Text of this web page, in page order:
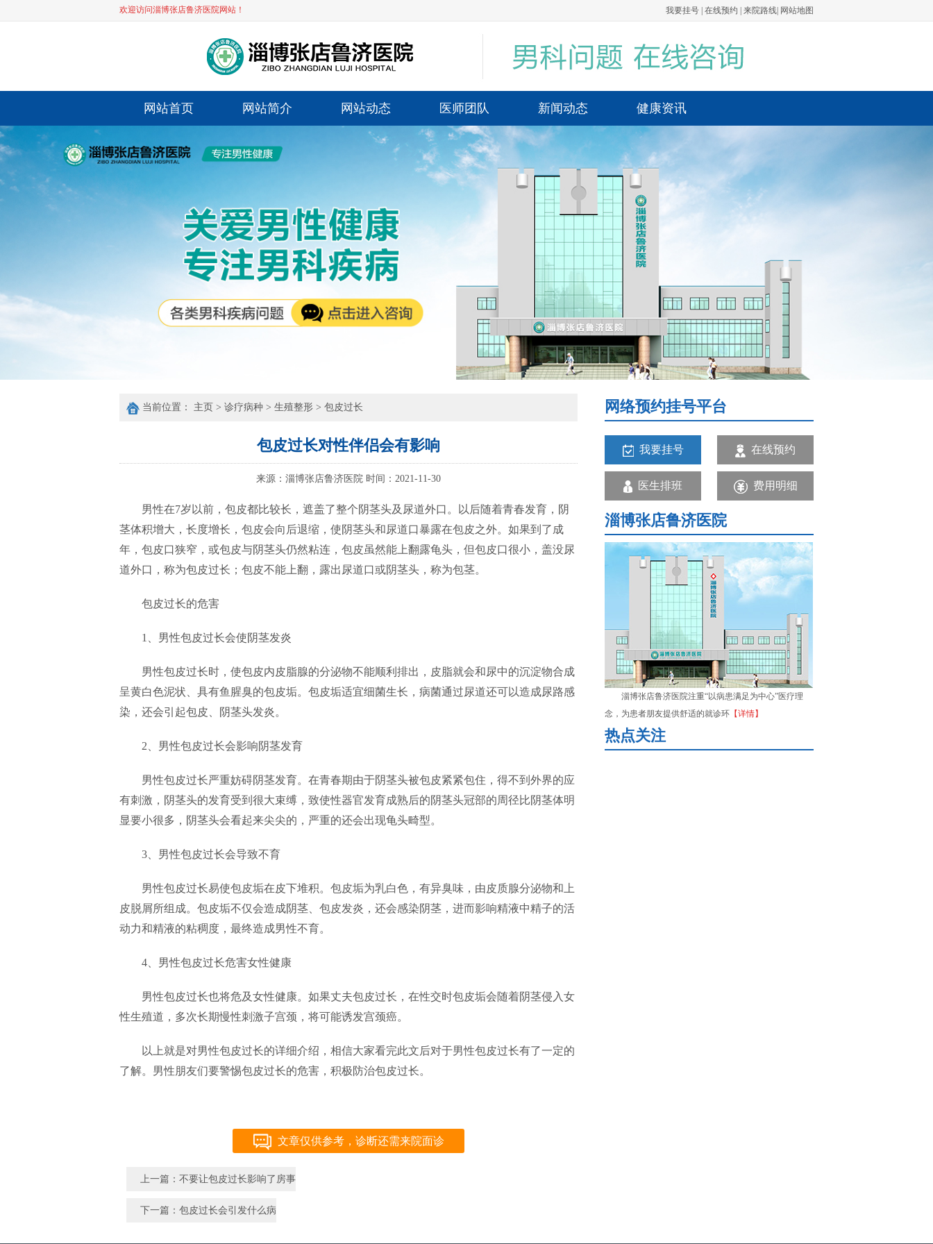
欢迎访问淄博张店鲁济医院网站！ 我要挂号 在线预约 来院路线 网站地图
网站首页 网站简介 网站动态 医师团队 新闻动态 健康资讯
当前位置： 主页 > 诊疗病种 > 生殖整形 > 包皮过长
包皮过长对性伴侣会有影响
来源： 淄博张店鲁济医院 时间：2021-11-30
男性在7岁以前，包皮都比较长，遮盖了整个阴茎头及尿道外口。以后随着青春发育，阴
茎体积增大，长度增长，包皮会向后退缩，使阴茎头和尿道口暴露在包皮之外。如果到了成
年，包皮口狭窄，或包皮与阴茎头仍然粘连，包皮虽然能上翻露龟头，但包皮口很小，盖没尿
道外口，称为包皮过长；包皮不能上翻，露出尿道口或阴茎头，称为包茎。
包皮过长的危害
1、男性包皮过长会使阴茎发炎
男性包皮过长时，使包皮内皮脂腺的分泌物不能顺利排出，皮脂就会和尿中的沉淀物合成
呈黄白色泥状、具有鱼腥臭的包皮垢。包皮垢适宜细菌生长，病菌通过尿道还可以造成尿路感
染，还会引起包皮、阴茎头发炎。
2、男性包皮过长会影响阴茎发育
男性包皮过长严重妨碍阴茎发育。在青春期由于阴茎头被包皮紧紧包住，得不到外界的应
有刺激，阴茎头的发育受到很大束缚，致使性器官发育成熟后的阴茎头冠部的周径比阴茎体明
显要小很多，阴茎头会看起来尖尖的，严重的还会出现龟头畸型。
3、男性包皮过长会导致不育
男性包皮过长易使包皮垢在皮下堆积。包皮垢为乳白色，有异臭味，由皮质腺分泌物和上
皮脱屑所组成。包皮垢不仅会造成阴茎、包皮发炎，还会感染阴茎，进而影响精液中精子的活
动力和精液的粘稠度，最终造成男性不育。
4、男性包皮过长危害女性健康
男性包皮过长也将危及女性健康。如果丈夫包皮过长，在性交时包皮垢会随着阴茎侵入女
性生殖道，多次长期慢性刺激子宫颈，将可能诱发宫颈癌。
以上就是对男性包皮过长的详细介绍，相信大家看完此文后对于男性包皮过长有了一定的
了解。男性朋友们要警惕包皮过长的危害，积极防治包皮过长。
文章仅供参考，诊断还需来院面诊
上一篇：不要让包皮过长影响了房事
下一篇：包皮过长会引发什么病
网络预约挂号平台
我要挂号 在线预约
医生排班 费用明细
淄博张店鲁济医院
淄博张店鲁济医院注重“以病患满足为中心”医疗理
念，为患者朋友提供舒适的就诊环 【详情】
热点关注